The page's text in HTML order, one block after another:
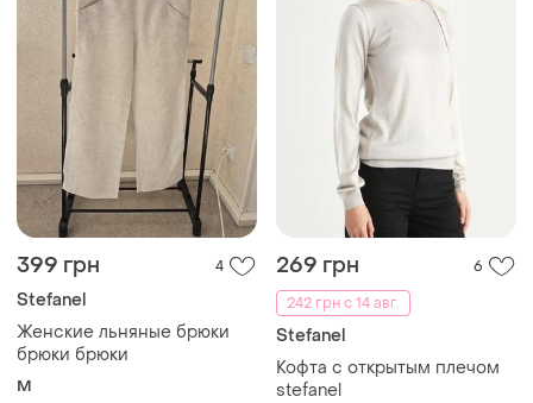
399 грн 4
Stefanel
Женские льняные брюки
брюки брюки
M
269 грн
6
242 грн с 14 авг.
Stefanel
Кофта с открытым плечом
stefanel